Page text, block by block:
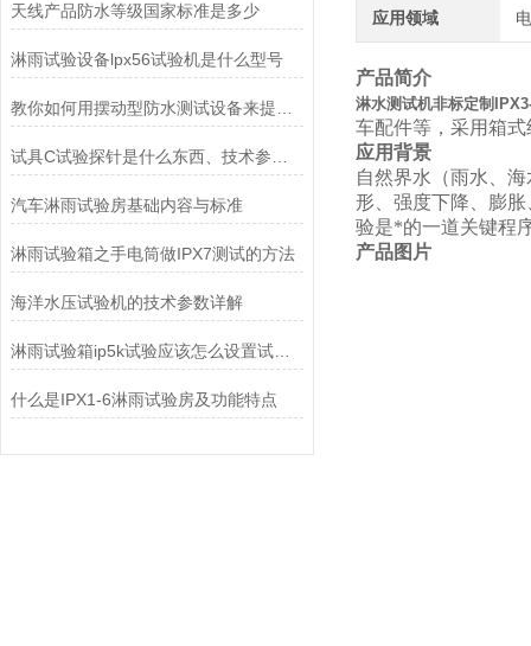
天线产品防水等级国家标准是多少
淋雨试验设备lpx56试验机是什么型号
汽车淋雨试验房基础内容与标准
淋雨试验箱之手电筒做IPX7测试的方法
海洋水压试验机的技术参数详解
淋雨试验箱ip5k试验应该怎么设置试验箱
什么是IPX1-6淋雨试验房及功能特点
应用领域
产品简介
淋水测试机非标定制
车配件等，采用箱
应用背景
自然界水（雨水、
形、强度下降、膨
验是*的一道关键程
产品图片